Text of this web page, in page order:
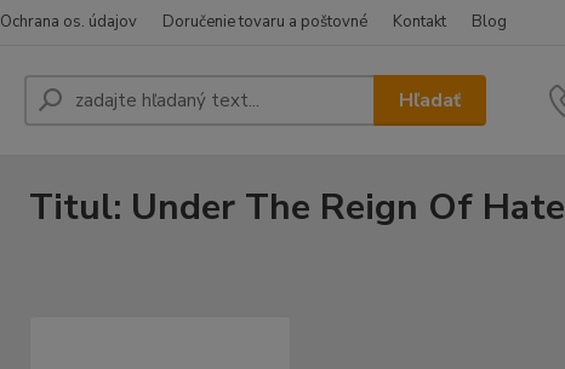
Ochrana os. údajov Doručenie tovaru a poštovné Kontakt Blog
Hľadať
Titul: Under The Reign Of Hate